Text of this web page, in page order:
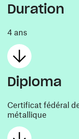
Duration
4 ans
Diploma
Certificat fédéral
métallique